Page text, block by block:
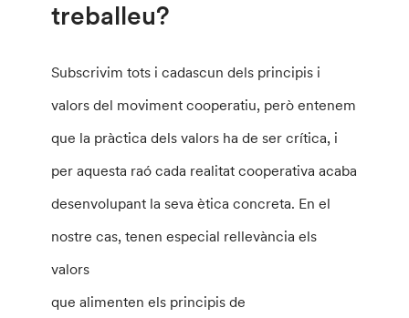
treballeu?
Subscrivim tots i cadascun dels principis i
valors del moviment cooperatiu, però entenem
que la pràctica dels valors ha de ser crítica, i
per aquesta raó cada realitat cooperativa acaba
desenvolupant la seva ètica concreta. En el
nostre cas, tenen especial rellevància els
valors
que alimenten els principis de